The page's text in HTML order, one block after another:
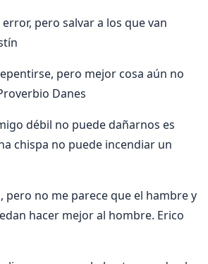
pero salvar a los que van
pero mejor cosa aún no
Danes
débil no puede dañarnos es
chispa no puede incendiar un
pero no me parece que el hambre y
hacer mejor al hombre. Erico